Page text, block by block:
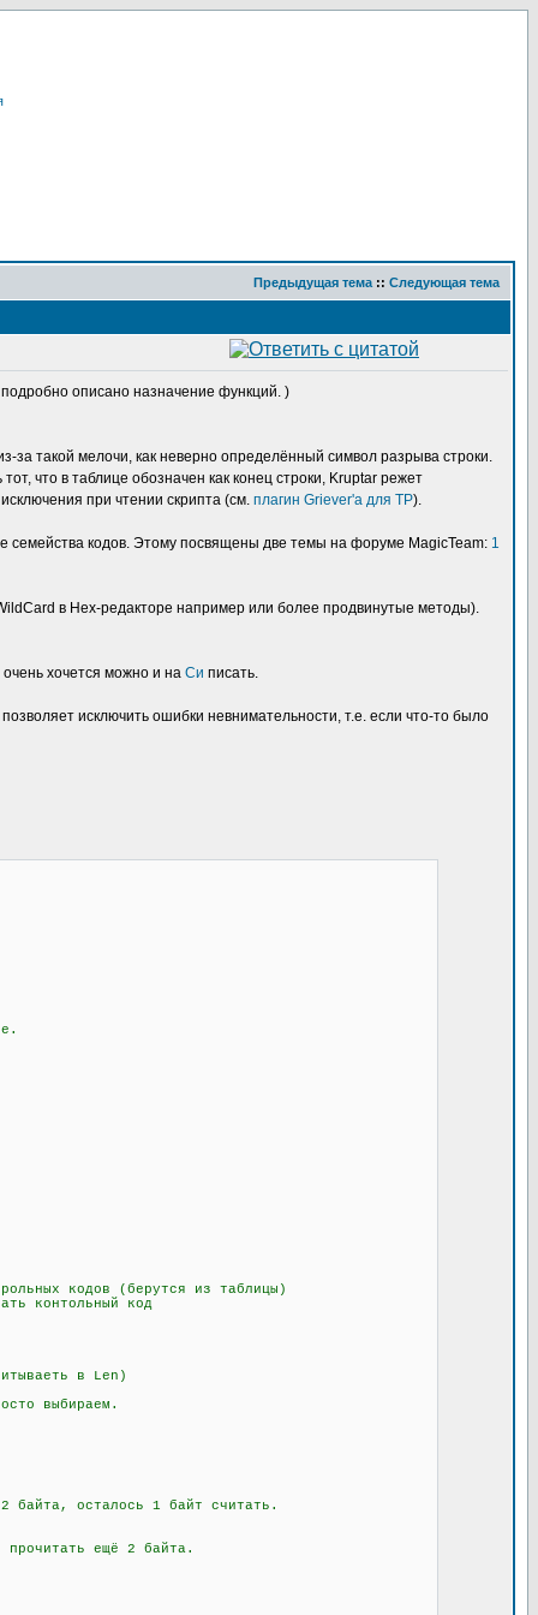
Предыдущая тема :: Следующая тема
подробно описано назначение функций. )
за такой мелочи, как неверно определённый символ разрыва строки.
что в таблице обозначен как конец строки, Kruptar режет
при чтении скрипта (см. плагин Griever'а для TP).
семейства кодов. Этому посвящены две темы на форуме MagicTeam: 1
в Hex-редакторе например или более продвинутые методы).
хочется можно и на Си писать.
исключить ошибки невнимательности, т.е. если что-то было
кодов (берутся из таблицы)
контольный код
в Len)
выбираем.
осталось 1 байт считать.
ещё 2 байта.